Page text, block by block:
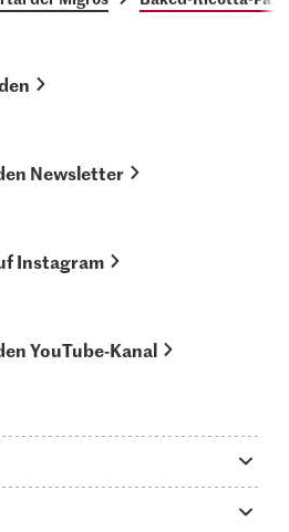
Newsletter
Instagram
YouTube-Kanal